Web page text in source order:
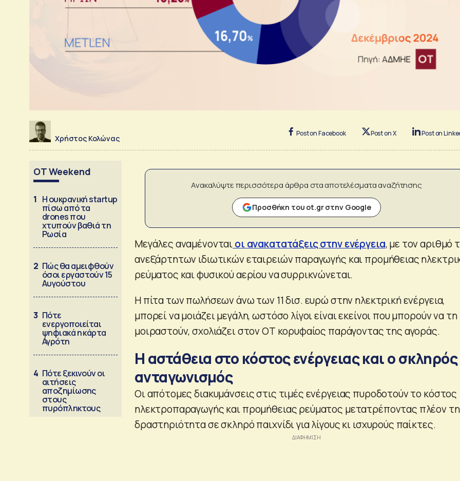
Χρήστος Κολώνας
Post on Facebook Post on X Post on
OT Weekend
1 Η ουκρανική startup
πίσω από τα
drones που
χτυπούν βαθιά τη
Ρωσία
2 Πώς θα αμειφθούν
όσοι εργαστούν 15
Αυγούστου
3 Πότε
ενεργοποιείται
ψηφιακά η κάρτα
Αγρότη
4 Πότε ξεκινούν οι
αιτήσεις
αποζημίωσης
στους
πυρόπληκτους
Ανακαλύψτε περισσότερα άρθρα στα αποτελέσματα αναζήτησης
Προσθήκη του ot.gr στην Google
Μεγάλες αναμένονταιοι ανακατατάξεις στην ενέργεια, με τον αριθμό
ανεξάρτητων ιδιωτικών εταιρειών παραγωγής και προμήθειας
ρεύματος και φυσικού αερίου να συρρικνώνεται.
Η πίτα των πωλήσεων άνω των 11 δισ. ευρώ στην ηλεκτρική ενέργεια,
μπορεί να μοιάζει μεγάλη, ωστόσο λίγοι είναι εκείνοι που μπορούν να τη
μοιραστούν, σχολιάζει στον ΟΤ κορυφαίος παράγοντας της αγοράς.
Η αστάθεια στο κόστος ενέργειας και ο σκληρός
ανταγωνισμός
Οι απότομες διακυμάνσεις στις τιμές ενέργειας πυροδοτούν το κόστος
ηλεκτροπαραγωγής και προμήθειας ρεύματος μετατρέποντας πλέον τη
δραστηριότητα σε σκληρό παιχνίδι για λίγους κι ισχυρούς παίκτες.